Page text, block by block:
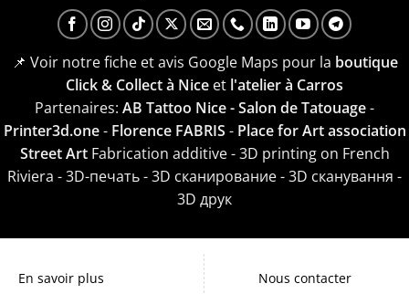
📌 Voir notre fiche et avis Google Maps pour la boutique
Click & Collect à Nice et l'atelier à Carros
Partenaires: AB Tattoo Nice - Salon de Tatouage-
Printer3d.one- Florence FABRIS - Place for Art association
Street ArtFabrication additive - 3D printing on French
Riviera - 3D-печать - 3D сканирование - 3D сканування -
3D друк
En savoir plus
Nous contacter